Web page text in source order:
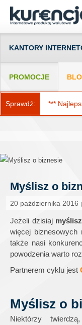
KANTORY
PROMOCJE
Sprawdź: ***
Myślisz o
20 października 2016
Jeżeli dzisiaj
więcej
także nasi
powodzenia warto
Partnerem cyklu jest
Myślisz o
Niektórzy